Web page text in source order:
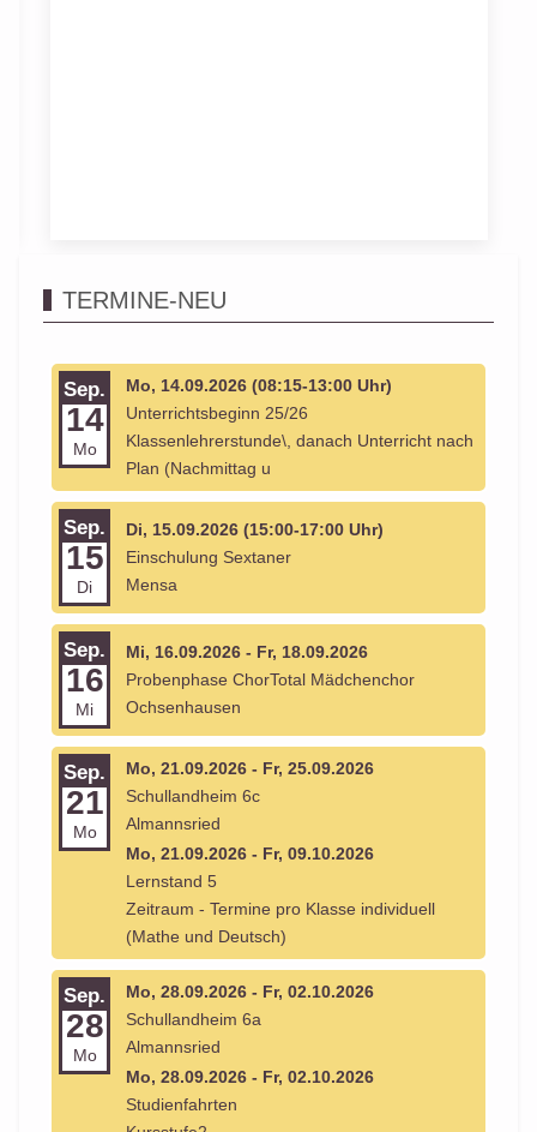
TERMINE-NEU
Sep.
14
Mo
Mo, 14.09.2026 (08:15-13:00 Uhr)
Unterrichtsbeginn 25/26
Klassenlehrerstunde\, danach Unterricht nach
Plan (Nachmittag u
Sep.
15
Di
Di, 15.09.2026 (15:00-17:00 Uhr)
Einschulung Sextaner
Mensa
Sep.
16
Mi
Mi, 16.09.2026 - Fr, 18.09.2026
Probenphase ChorTotal Mädchenchor
Ochsenhausen
Sep.
21
Mo
Mo, 21.09.2026 - Fr, 25.09.2026
Schullandheim 6c
Almannsried
Mo, 21.09.2026 - Fr, 09.10.2026
Lernstand 5
Zeitraum - Termine pro Klasse individuell
(Mathe und Deutsch)
Sep.
28
Mo
Mo, 28.09.2026 - Fr, 02.10.2026
Schullandheim 6a
Almannsried
Mo, 28.09.2026 - Fr, 02.10.2026
Studienfahrten